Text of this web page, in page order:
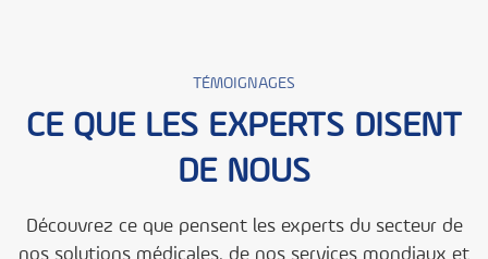
TÉMOIGNAGES
CE QUE LES EXPERTS DISENT
DE NOUS
Découvrez ce que pensent les experts du secteur de
nos solutions médicales, de nos services mondiaux et